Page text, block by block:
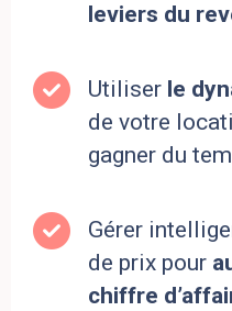
leviers du
Utiliser le
de votre
gagner du
Gérer
de prix pour
chiffre